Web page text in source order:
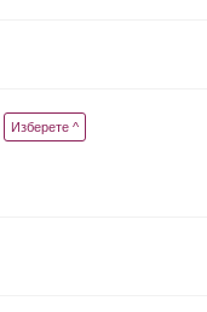
Изберете ^